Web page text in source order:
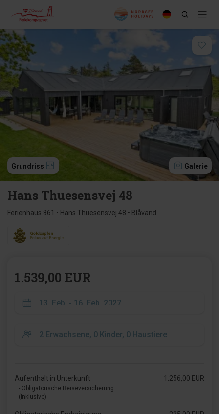
Grundriss Galerie
Hans Thuesensvej 48
Ferienhaus 861 • Hans Thuesensvej 48 • Blåvand
1.539,00 EUR
Aufenthalt in Unterkunft
- Obligatorische Reiseversicherung
(Inklusive)
1.256,00 EUR